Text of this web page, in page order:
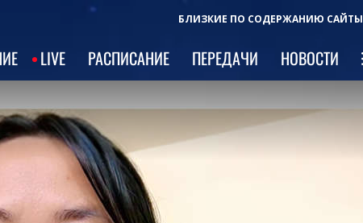
БЛИЗКИЕ ПО СОДЕРЖАНИЮ САЙТЫ
LIVE РАСПИСАНИЕ ПЕРЕДАЧИ НОВОСТИ